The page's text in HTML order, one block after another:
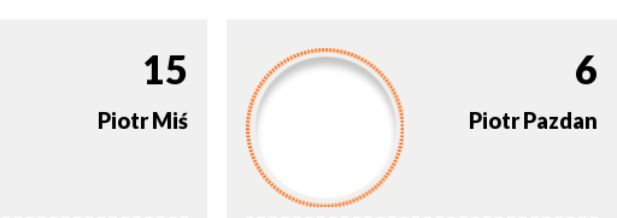
15
PiotrMiś
6
PiotrPazdan